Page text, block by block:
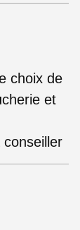
choix de
et